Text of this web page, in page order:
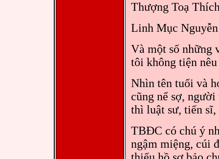
Thượng Toạ
Linh Mục
Và một số những
tôi không tiện
Nhìn tên tuổi và
cũng nể sợ,
thì luật sư, tiến sĩ,
TBĐC có chú ý
ngậm miệng, cúi